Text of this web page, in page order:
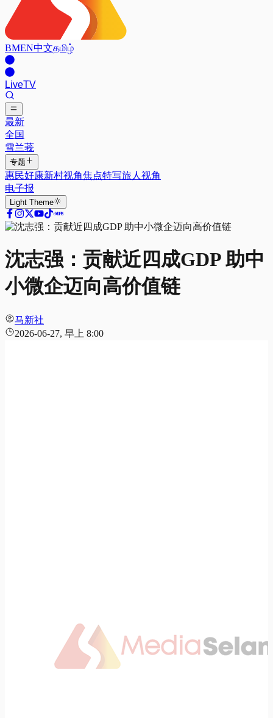
BMEN中文தமிழ்
LiveTV
最新
全国
雪兰莪
专题
惠民好康新村视角焦点特写旅人视角
电子报
Light Theme
沈志强：贡献近四成GDP 助中
小微企迈向高价值链
马新社
2026-06-27, 早上 8:00